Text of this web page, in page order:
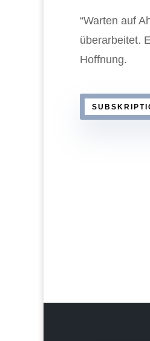
“Warten auf
überarbeitet.
Hoffnung.